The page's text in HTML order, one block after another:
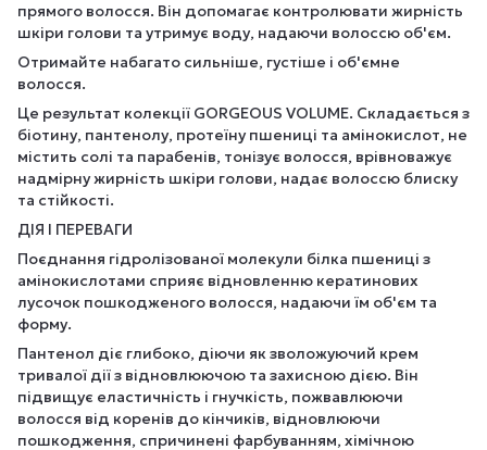
прямого волосся. Він допомагає контролювати жирність
шкіри голови та утримує воду, надаючи волоссю об'єм.
Отримайте набагато сильніше, густіше і об'ємне
волосся.
Це результат колекції GORGEOUS VOLUME. Складається з
біотину, пантенолу, протеїну пшениці та амінокислот, не
містить солі та парабенів, тонізує волосся, врівноважує
надмірну жирність шкіри голови, надає волоссю блиску
та стійкості.
ДІЯ І ПЕРЕВАГИ
Поєднання гідролізованої молекули білка пшениці з
амінокислотами сприяє відновленню кератинових
лусочок пошкодженого волосся, надаючи їм об'єм та
форму.
Пантенол діє глибоко, діючи як зволожуючий крем
тривалої дії з відновлюючою та захисною дією. Він
підвищує еластичність і гнучкість, пожвавлюючи
волосся від коренів до кінчиків, відновлюючи
пошкодження, спричинені фарбуванням, хімічною